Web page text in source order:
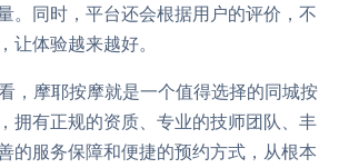
。同时，平台还会根据用户的评价，不
让体验越来越好。
，摩耶按摩就是一个值得选择的同城按
拥有正规的资质、专业的技师团队、丰
的服务保障和便捷的预约方式，从根本